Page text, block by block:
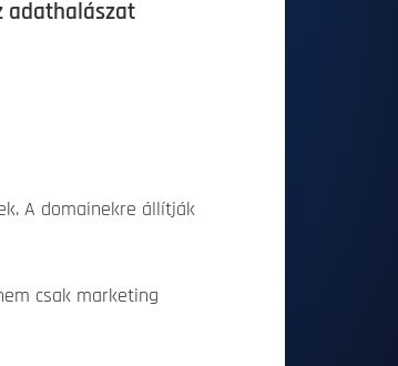
adathalászat
A domainekre állítják
csak marketing